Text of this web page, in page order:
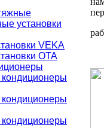
установки
VEKA
ОТА